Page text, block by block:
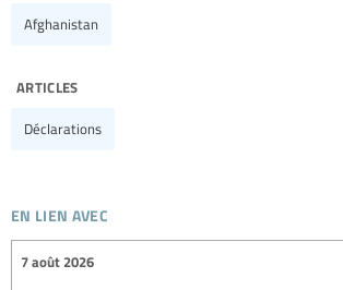
Afghanistan
articles
Déclarations
en lien avec
7 août 2026